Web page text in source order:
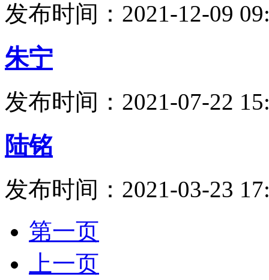
发布时间：2021-12-09
朱宁
发布时间：2021-07-22
陆铭
发布时间：2021-03-23
第一页
上一页